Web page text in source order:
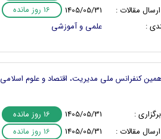
مقالات :
1405/05/31
16 روز مانده
:
علمی و آموزشی
کنفرانس ملی مدیریت، اقتصاد و علوم اسلامی
:
1405/05/31
16 روز مانده
مقالات :
1405/05/31
16 روز مانده